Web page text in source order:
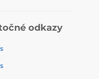
odkazy